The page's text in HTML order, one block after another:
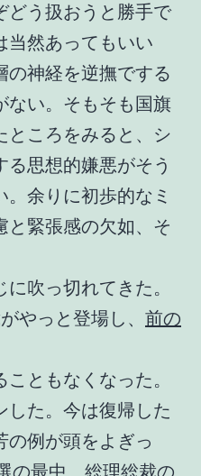
どう扱おうと勝手で
当然あってもいい
の神経を逆撫でする
ない。そもそも国旗
ところをみると、シ
る思想的嫌悪がそう
余りに初歩的なミ
と緊張感の欠如、そ
吹っ切れてきた。
やっと登場し、 前の
ともなくなった。
した。今は復帰した
の例が頭をよぎっ
の最中、総理総裁の